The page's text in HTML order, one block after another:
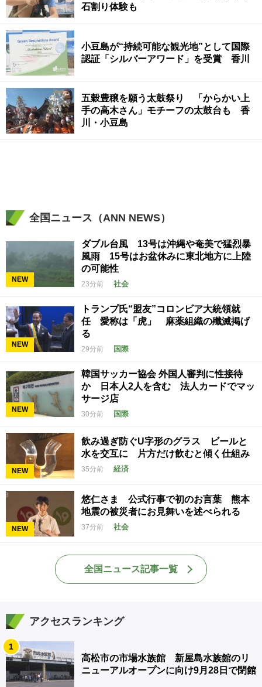
石割り体験も
小豆島が“持続可能な観光地”として国際
認証「シルバーアワード」を受賞 香川
五穀豊穣を願う太鼓祭り 「からかい上
手の高木さん」モチーフの太鼓台も 香
川・小豆島
全国ニュース（ANN NEWS）
NEW
ダブル台風 13号は沖縄や奄美で猛烈暴
風雨 15号はお盆休みに東北地方に上陸
の可能性
23分前 社会
NEW
トランプ氏“盟友”コロンビア大統領就
任 愛称は「虎」 麻薬組織の殲滅掲げ
る
29分前 国際
NEW
韓国サッカー協会 外国人審判に性接待
か 日本人2人を含む 法人カードでマッ
サージ店
30分前 国際
NEW
飲み過ぎ防ぐU字形のグラス ビールと
水を交互に 片方だけ飲むと傾く仕組み
35分前 経済
NEW
悠仁さま 公式行事で初のお言葉 熊本
地震の被災者にお見舞いを述べられる
37分前 社会
全国ニュース記事一覧
アクセスランキング
1
高松市の市場水族館 新屋島水族館のリ
ニューアルオープンに向け9月28日で閉館